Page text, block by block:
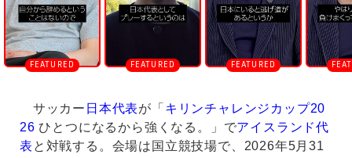
サッカー 日本代表が「 キリンチャレンジカップ20
26 ひとつになるから強くなる。」でアイスランド代
表 と対戦する。会場は国立競技場で、2026年5月31